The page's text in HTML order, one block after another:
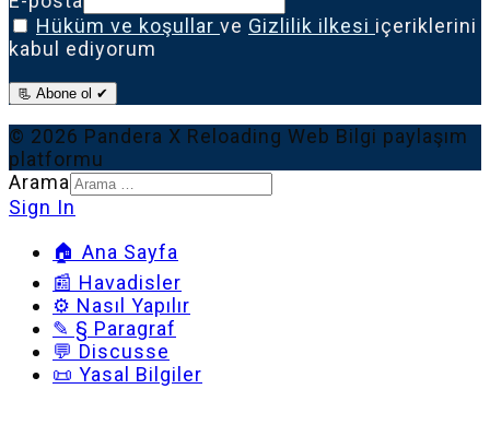
Hüküm ve koşullar ve Gizlilik ilkesi içeriklerini
kabul ediyorum
📃 Abone ol ✔
© 2026 Pandera X Reloading Web Bilgi paylaşım
platformu
Arama
Sign In
🏠 Ana Sayfa
📰 Havadisler
⚙️ Nasıl Yapılır
✎ § Paragraf
💬 Discusse
📜 Yasal Bilgiler